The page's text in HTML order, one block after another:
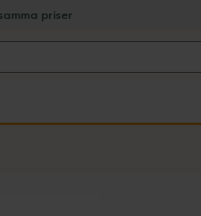
priser